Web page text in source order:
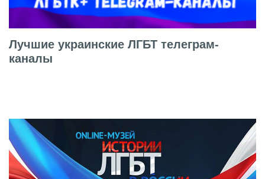
Лучшие украинские ЛГБТ телеграм-
каналы